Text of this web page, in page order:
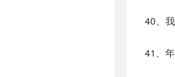
40、
41、